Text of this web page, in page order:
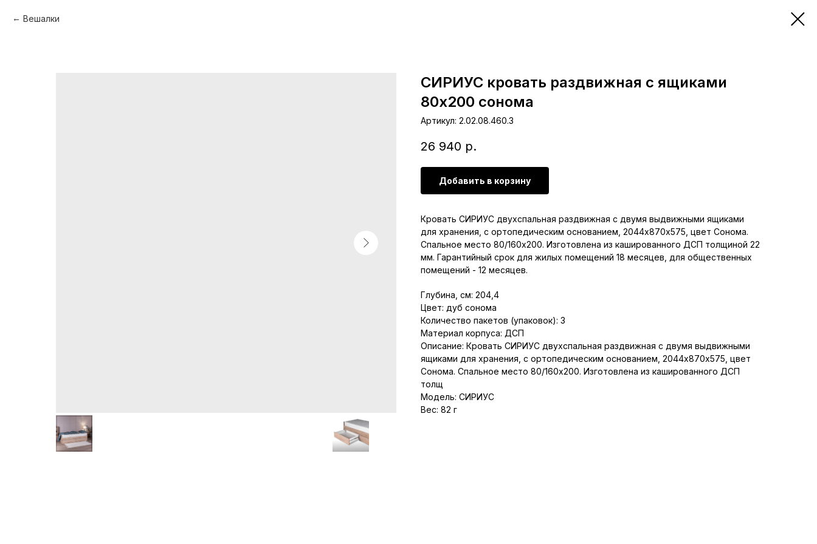
Вешалки
СИРИУС кровать раздвижная с ящиками
80х200 сонома
Артикул: 2.02.08.460.3
26 940 р.
Добавить в корзину
Кровать СИРИУС двухспальная раздвижная с двумя выдвижными ящиками
для хранения, с ортопедическим основанием, 2044х870х575, цвет Сонома.
Спальное место 80/160х200. Изготовлена из кашированного ДСП толщиной 22
мм. Гарантийный срок для жилых помещений 18 месяцев, для общественных
помещений - 12 месяцев.
Глубина, см: 204,4
Цвет: дуб сонома
Количество пакетов (упаковок): 3
Материал корпуса: ДСП
Описание: Кровать СИРИУС двухспальная раздвижная с двумя выдвижными
ящиками для хранения, с ортопедическим основанием, 2044х870х575, цвет
Сонома. Спальное место 80/160х200. Изготовлена из кашированного ДСП
толщ
Модель: СИРИУС
Вес: 82 г